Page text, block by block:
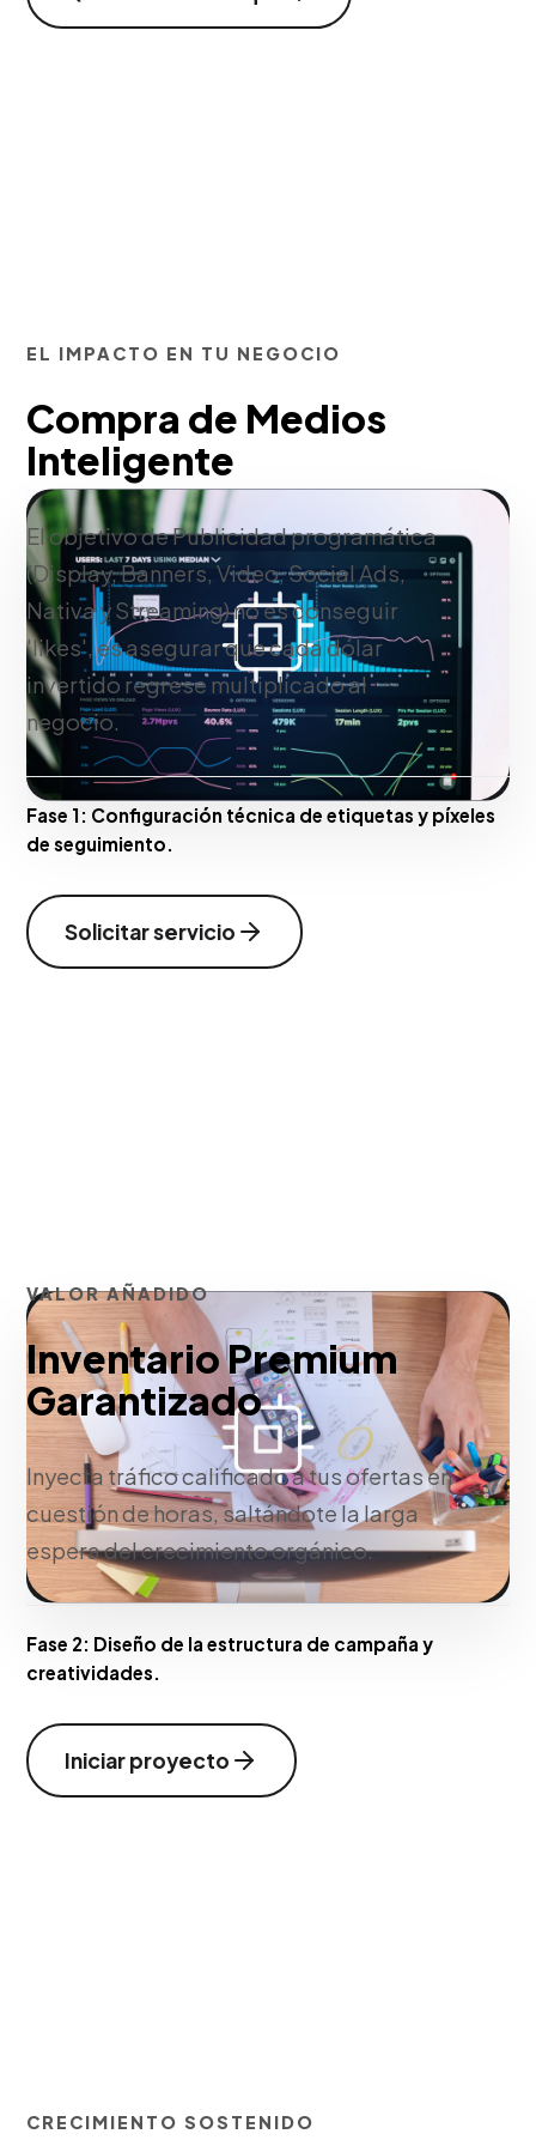
EL IMPACTO EN TU NEGOCIO
Compra de Medios
Inteligente
El objetivo de Publicidad programática
(Display, Banners, Video, Social Ads,
Nativa y Streaming) no es conseguir
'likes', es asegurar que cada dólar
invertido regrese multiplicado al
negocio.
Fase 1: Configuración técnica de etiquetas y píxeles
de seguimiento.
Solicitar servicio
VALOR AÑADIDO
Inventario Premium
Garantizado
Inyecta tráfico calificado a tus ofertas en
cuestión de horas, saltándote la larga
espera del crecimiento orgánico.
Fase 2: Diseño de la estructura de campaña y
creatividades.
Iniciar proyecto
CRECIMIENTO SOSTENIDO